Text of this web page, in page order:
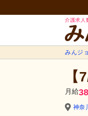
介護求人
みんジ
月給
神奈